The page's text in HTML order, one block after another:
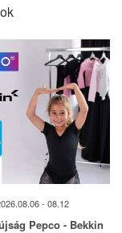
- 08.12
Pepco - Bekkin